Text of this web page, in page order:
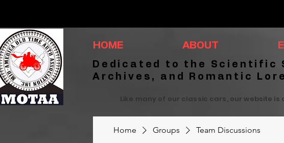
HOME ABOUT
Dedicated to the Scientific
Archives, and Romantic Lore
Like many of our classic cars, our website
Home Groups Team Discussions